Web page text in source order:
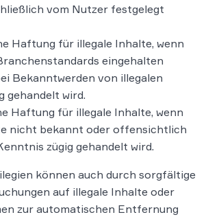
vom Nutzer festgelegt
Haftung für illegale Inhalte, wenn
eingehalten
Bekanntwerden von illegalen
gehandelt wird.
Haftung für illegale Inhalte, wenn
nicht bekannt oder offensichtlich
zügig gehandelt wird.
können auch durch sorgfältige
auf illegale Inhalte oder
zur automatischen Entfernung